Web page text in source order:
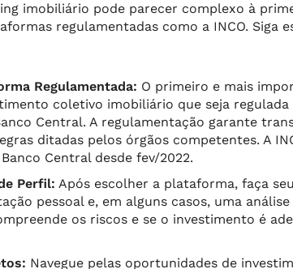
imobiliário pode parecer complexo à
regulamentadas como a INCO. Siga
Regulamentada: O primeiro e mais
coletivo imobiliário que seja regulada
Central. A regulamentação garante
ditadas pelos órgãos competentes. A
Central desde fev/2022.
Perfil: Após escolher a plataforma, faça
pessoal e, em alguns casos, uma
os riscos e se o investimento é
Navegue pelas oportunidades de